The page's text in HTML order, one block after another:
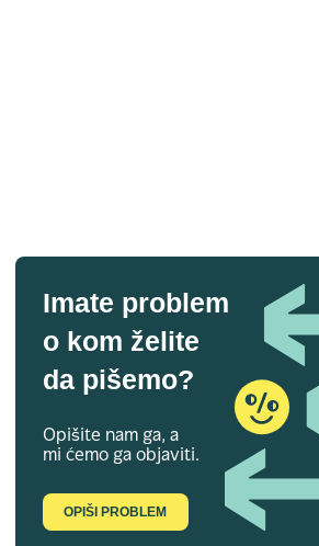
Imate problem
o kom želite
da pišemo?
Opišite nam ga, a
mi ćemo ga objaviti.
OPIŠI PROBLEM